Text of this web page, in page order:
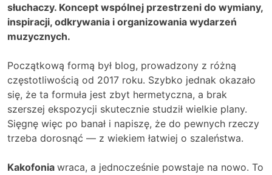
słuchaczy. Koncept wspólnej przestrzeni do wymiany,
inspiracji, odkrywania i organizowania wydarzeń
muzycznych.
Początkową formą był blog, prowadzony z różną
częstotliwością od 2017 roku. Szybko jednak okazało
się, że ta formuła jest zbyt hermetyczna, a brak
szerszej ekspozycji skutecznie studził wielkie plany.
Sięgnę więc po banał i napiszę, że do pewnych rzeczy
trzeba dorosnąć — z wiekiem łatwiej o szaleństwa.
Kakofonia wraca, a jednocześnie powstaje na nowo. To